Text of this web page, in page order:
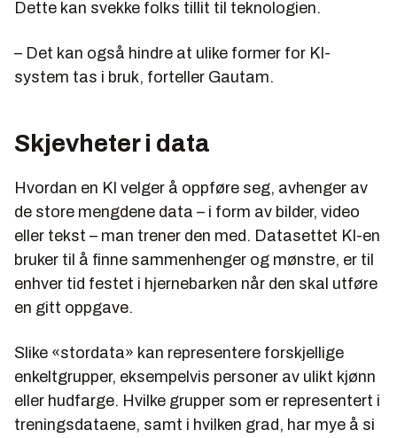
Dette kan svekke folks tillit til teknologien.
– Det kan også hindre at ulike former for KI-
system tas i bruk, forteller Gautam.
Skjevheter i data
Hvordan en KI velger å oppføre seg, avhenger av
de store mengdene data – i form av bilder, video
eller tekst – man trener den med. Datasettet KI-en
bruker til å finne sammenhenger og mønstre, er til
enhver tid festet i hjernebarken når den skal utføre
en gitt oppgave.
Slike «stordata» kan representere forskjellige
enkeltgrupper, eksempelvis personer av ulikt kjønn
eller hudfarge. Hvilke grupper som er representert i
treningsdataene, samt i hvilken grad, har mye å si